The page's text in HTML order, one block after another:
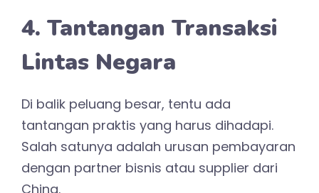
4. Tantangan Transaksi
Lintas Negara
Di balik peluang besar, tentu ada
tantangan praktis yang harus dihadapi.
Salah satunya adalah urusan pembayaran
dengan partner bisnis atau supplier dari
China.